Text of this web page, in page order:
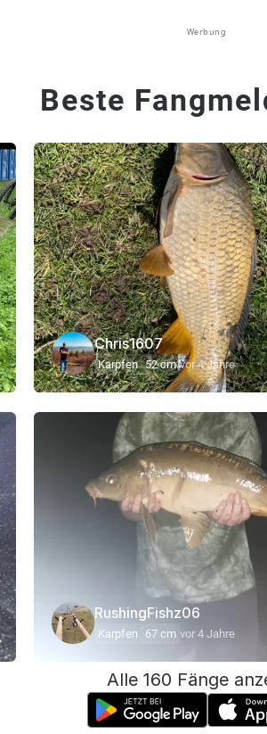
Werbung
Beste
Chris1607
Karpfen 52 cm vor 4 Jahre
RushingFishz06
Karpfen 67 cm vor 4 Jahre
Alle 160 Fänge